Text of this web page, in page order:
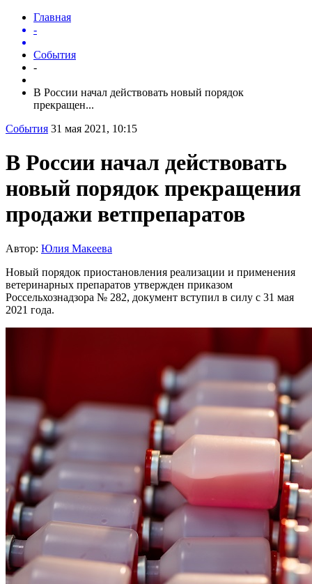
Главная
-
События
-
В России начал действовать новый порядок
прекращен...
События 31 мая 2021, 10:15
В России начал действовать
новый порядок прекращения
продажи ветпрепаратов
Автор: Юлия Макеева
Новый порядок приостановления реализации и применения
ветеринарных препаратов утвержден приказом
Россельхознадзора № 282, документ вступил в силу с 31 мая
2021 года.